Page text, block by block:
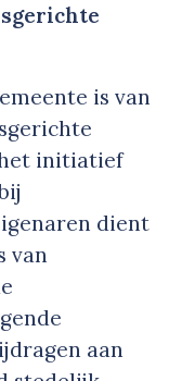
is van
initiatief
dient
van
aan